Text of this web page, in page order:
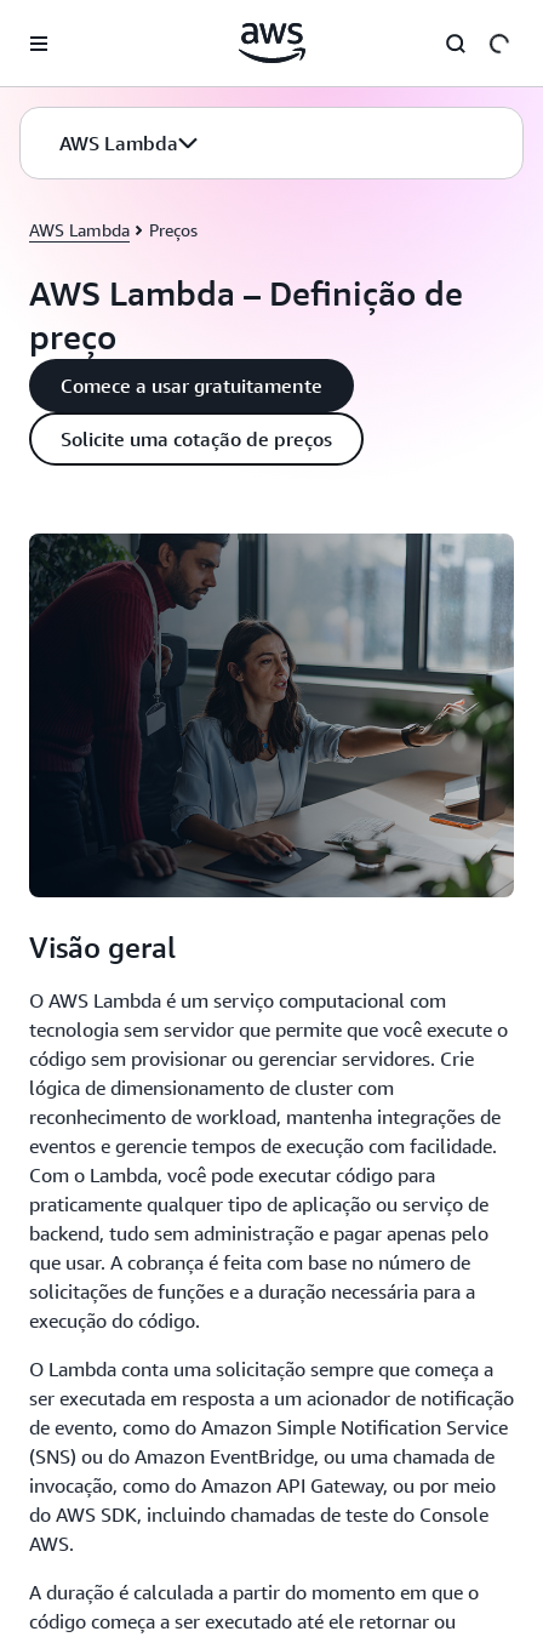
Pular para o conteúdo principal
AWS Lambda
AWS Lambda Preços
AWS Lambda – Definição de
preço
Comece a usar gratuitamente
Solicite uma cotação de preços
Visão geral
O AWS Lambda é um serviço computacional com
tecnologia sem servidor que permite que você execute o
código sem provisionar ou gerenciar servidores. Crie
lógica de dimensionamento de cluster com
reconhecimento de workload, mantenha integrações de
eventos e gerencie tempos de execução com facilidade.
Com o Lambda, você pode executar código para
praticamente qualquer tipo de aplicação ou serviço de
backend, tudo sem administração e pagar apenas pelo
que usar. A cobrança é feita com base no número de
solicitações de funções e a duração necessária para a
execução do código.
O Lambda conta uma solicitação sempre que começa a
ser executada em resposta a um acionador de notificação
de evento, como do Amazon Simple Notification Service
(SNS) ou do Amazon EventBridge, ou uma chamada de
invocação, como do Amazon API Gateway, ou por meio
do AWS SDK, incluindo chamadas de teste do Console
AWS.
A duração é calculada a partir do momento em que o
código começa a ser executado até ele retornar ou